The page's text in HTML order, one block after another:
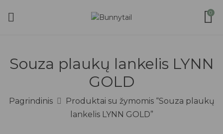
0
Souza plaukų lankelis LYNN
GOLD
Pagrindinis
Produktai su žymomis “Souza plaukų
lankelis LYNN GOLD”